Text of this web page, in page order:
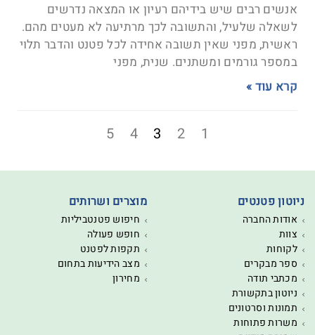
אנשים רבים שיש בידיהם רעיון או המצאה נדרשים
לשאלה שלעיל, והתשובה לכך מרתיעה לא מעטים מהם.
ראשית, מפני שאין תשובה אחידה לכל פטנט והדבר תלוי
במספר גורמים ומשתנים. שנית, מפני
קרא עוד »
1
2
3
4
5
ניוטון פטנטים
אודות החברה
צוות
לקוחות
ספר מבקרים
מכתבי תודה
ניוטון בתקשורת
תמונות וסרטונים
משרות פתוחות
מוצרים ושרותים
חיפוש פטנטביליות
חופש פעולה
תקפות לפטנט
מצב הידיעות בתחום
מחירון